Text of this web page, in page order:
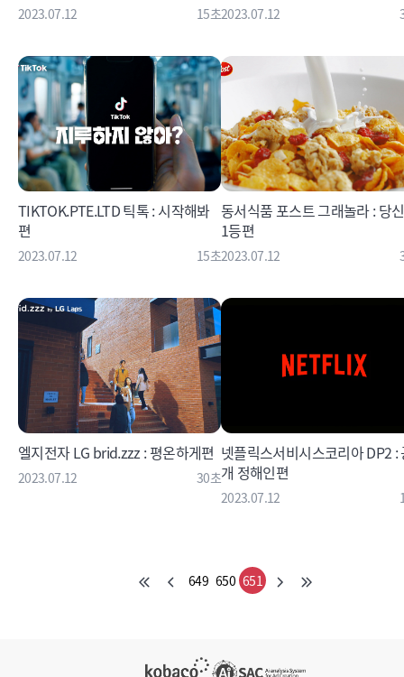
2023.07.12 15초2023.07.12
TIKTOK.PTE.LTD 틱톡 : 시작해봐
편
2023.07.12 15초
동서식품 포스트 그래놀라 : 당
1등편
2023.07.12
엘지전자 LG brid.zzz : 평온하게편
2023.07.12 30초
넷플릭스서비시스코리아 DP2 :
개 정해인편
2023.07.12
649 650 651